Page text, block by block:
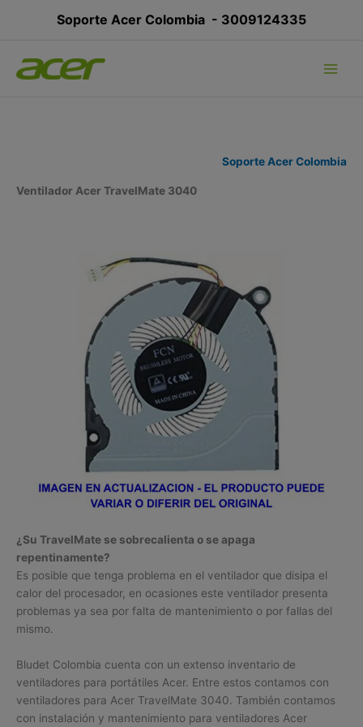
Soporte Acer Colombia - 3009124335
Soporte Acer Colombia
Ventilador Acer TravelMate 3040
¿Su TravelMate se sobrecalienta o se apaga
repentinamente?
Es posible que tenga problema en el ventilador que disipa el
calor del procesador, en ocasiones este ventilador presenta
problemas ya sea por falta de mantenimiento o por fallas del
mismo.
Bludet Colombia cuenta con un extenso inventario de
ventiladores para portátiles Acer. Entre estos contamos con
ventiladores para Acer TravelMate 3040. También contamos
con instalación y mantenimiento para ventiladores Acer